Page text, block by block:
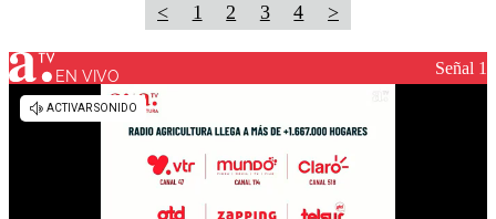
< 1 2 3 4 >
EN VIVO Señal 1